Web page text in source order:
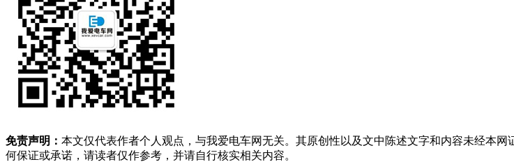
免责声明： 本文仅代表作者个人观点，与我爱电车网无关。其原创性以及文中陈述文字和内容未经本
何保证或承诺，请读者仅作参考，并请自行核实相关内容。